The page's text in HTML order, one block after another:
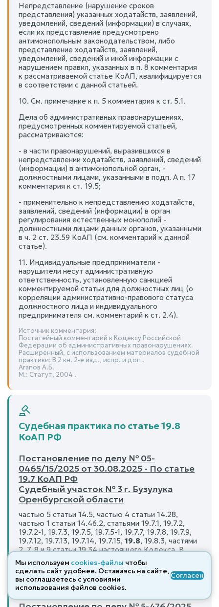
Непредставление (нарушение сроков
представления) указанных ходатайств, заявлений,
уведомлений, сведений (информации) в случаях,
если их представление предусмотрено
антимонопольным законодательством, либо
представление ходатайств, заявлений,
уведомлений, сведений и иной информации с
нарушением правил, указанных в п. 8 комментария
к рассматриваемой статье КоАП, квалифицируется
в соответствии с данной статьей.
10. См. примечание к п. 5 комментария к ст. 5.1.
Дела об административных правонарушениях,
предусмотренных комментируемой статьей,
рассматриваются:
- в части правонарушений, выразившихся в
непредставлении ходатайств, заявлений, сведений
(информации) в антимонопольной орган, -
должностными лицами, указанными в подп. А п. 17
комментария к ст. 19.5;
- применительно к непредставлению ходатайств,
заявлений, сведений (информации) в орган
регулирования естественных монополий -
должностными лицами данных органов, указанными
в ч. 2 ст. 23.59 КоАП (см. комментарий к данной
статье).
11. Индивидуальные предприниматели -
нарушители несут административную
ответственность, установленную санкцией
комментируемой статьи для должностных лиц (о
корреляции административно-правового статуса
должностного лица и индивидуального
предпринимателя см. комментарий к ст. 2.4).
Источник комментария:
Постатейный комментарий к Кодексу Российской
Федерации об административных правонарушениях.
Расширенный, с использованием материалов судебной
практики: В 2 кн. 2-е изд., испр. и доп .
Агапов А.Б.
М.: Статут, 2004 .
Судебная практика по статье 19.8
КоАП РФ
Постановление по делу № 05-
0465/15/2025 от 30.08.2025 - По статье
19.7 КоАП РФ
Судебный участок № 3 г. Бузулука
Оренбургской области
частью 5 статьи 14.5, частью 4 статьи 14.28,
частью 1 статьи 14.46.2, статьями 19.7.1, 19.7.2,
19.7.2-1, 19.7.3, 19.7.5, 19.7.5-1, 19.7.7, 19.7.8, 19.7.9,
19.7.12, 19.7.13, 19.7.14, 19.7.15, 19.8, 19.8.3, частями
2, 7, 8 и 9 статьи 19.34 настоящего Кодекса. В
соответствии со ст. 4.1 КоАП РФ при назначении
наказания лицу, привлекаемому к
административной ответственности, суд
Мы используем cookies-файлы чтобы
сделать сайт удобнее. Оставаясь на сайте,
вы соглашаетесь с условиями
использования файлов cооkies.
Согласен